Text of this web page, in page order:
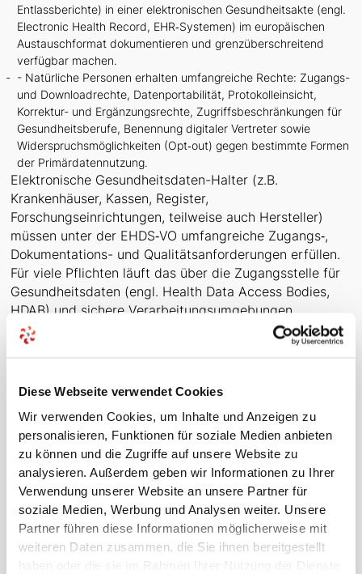
Diese Webseite verwendet Cookies
Wir verwenden Cookies, um Inhalte und Anzeigen zu
personalisieren, Funktionen für soziale Medien anbieten
zu können und die Zugriffe auf unsere Website zu
analysieren. Außerdem geben wir Informationen zu Ihrer
Verwendung unserer Website an unsere Partner für
soziale Medien, Werbung und Analysen weiter. Unsere
Partner führen diese Informationen möglicherweise mit
weiteren Daten zusammen, die Sie ihnen bereitgestellt
Entlassberichte) in einer elektronischen Gesundheitsakte (engl.
Electronic Health Record, EHR‑Systemen) im europäischen
Austauschformat dokumentieren und grenzüberschreitend
verfügbar machen.
- Natürliche Personen erhalten umfangreiche Rechte: Zugangs-
und Downloadrechte, Datenportabilität, Protokolleinsicht,
Korrektur- und Ergänzungsrechte, Zugriffsbeschränkungen für
Gesundheitsberufe, Benennung digitaler Vertreter sowie
Widerspruchsmöglichkeiten (Opt‑out) gegen bestimmte Formen
der Primärdatennutzung.
Elektronische Gesundheitsdaten-Halter (z.B.
Krankenhäuser, Kassen, Register,
Forschungseinrichtungen, teilweise auch Hersteller)
müssen unter der EHDS‑VO umfangreiche Zugangs‑,
Dokumentations- und Qualitätsanforderungen erfüllen.
Für viele Pflichten läuft das über die Zugangsstelle für
Gesundheitsdaten (engl. Health Data Access Bodies,
HDAB) und sichere Verarbeitungsumgebungen.
und wofür gilt es?
- Sekundärnutzung meint die Nutzung elektronischer
Gesundheitsdaten außerhalb der direkten
Patientenversorgung, etwa für Forschung, Innovation,
Statistik, Politikgestaltung,
Gesundheitstechnologiebewertung (engl. Health
Technology Assessment, HTA) oder das Trainieren und
Testen von Algorithmen in Medizinprodukten, IVD,
KI‑Systemen und digitalen Anwendungen.